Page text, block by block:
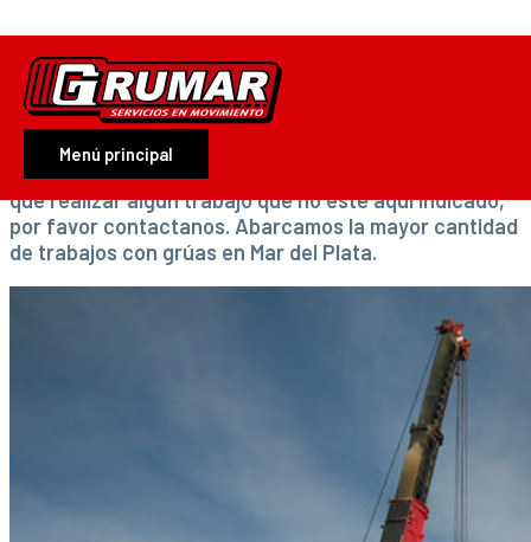
Menú principal
Qué hacemos
Nuestros servicios
En Grumar S.A. brindamos servicios en diferentes
áreas, aunque no estamos limitados a ellas. Si tenés
que realizar algún trabajo que no esté aquí indicado,
por favor contactanos. Abarcamos la mayor cantidad
de trabajos con grúas en Mar del Plata.